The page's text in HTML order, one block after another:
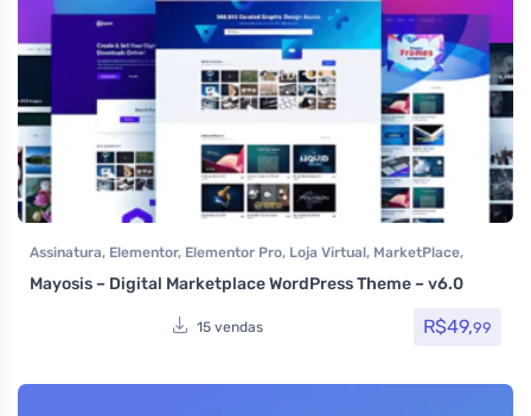
Assinatura, Elementor, Elementor Pro, Loja Virtual, MarketPlace,
Multiuso
Temas, Themeforest , Woocommerce
Mayosis – Digital Marketplace WordPress Theme – v6.0
15 vendas R$49,99